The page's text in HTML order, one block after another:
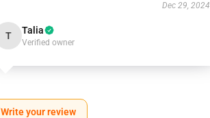
Dec 29, 2024
T Talia
Verified owner
Write your review